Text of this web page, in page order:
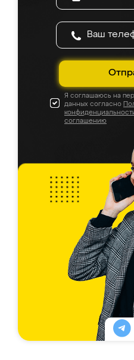
Я соглашаюсь на
данных согласно
соглашению